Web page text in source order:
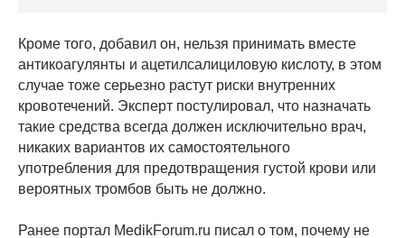
Кроме того, добавил он, нельзя принимать вместе
антикоагулянты и ацетилсалициловую кислоту, в этом
случае тоже серьезно растут риски внутренних
кровотечений. Эксперт постулировал, что назначать
такие средства всегда должен исключительно врач,
никаких вариантов их самостоятельного
употребления для предотвращения густой крови или
вероятных тромбов быть не должно.
Ранее портал MedikForum.ru писал о том, почему не